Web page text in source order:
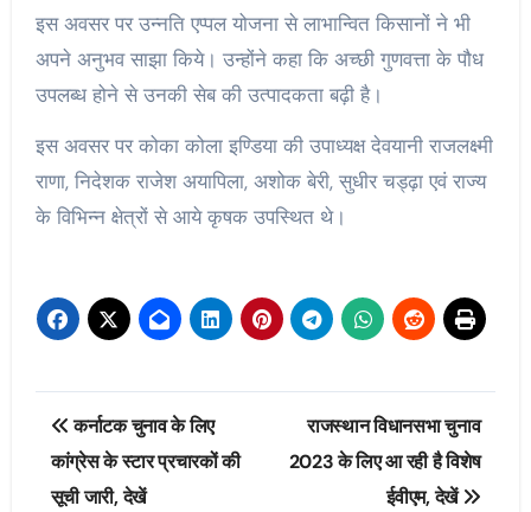
इस अवसर पर उन्नति एप्पल योजना से लाभान्वित किसानों ने भी
अपने अनुभव साझा किये। उन्होंने कहा कि अच्छी गुणवत्ता के पौध
उपलब्ध होने से उनकी सेब की उत्पादकता बढ़ी है।
इस अवसर पर कोका कोला इण्डिया की उपाध्यक्ष देवयानी राजलक्ष्मी
राणा, निदेशक राजेश अयापिला, अशोक बेरी, सुधीर चड्ढ़ा एवं राज्य
के विभिन्न क्षेत्रों से आये कृषक उपस्थित थे।
Post
navigation
कर्नाटक चुनाव के लिए
कांग्रेस के स्टार प्रचारकों की
सूची जारी, देखें
राजस्थान विधानसभा चुनाव
2023 के लिए आ रही है विशेष
ईवीएम, देखें